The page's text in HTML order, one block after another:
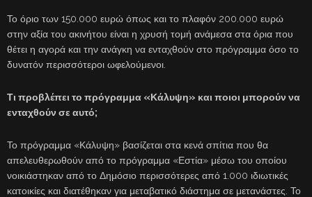
Το όριο των 150.000 ευρώ όπως και το πλαφόν 200.000 ευρώ
στην αξία του ακινήτου είναι η χρυσή τομή ανάμεσα στα όρια που
θέτει η αγορά και την ανάγκη να ενταχθούν στο πρόγραμμα όσο το
δυνατόν περισσότεροι ωφελούμενοι.
Τι προβλέπει το πρόγραμμα «Κάλυψη» και ποιοι μπορούν να
ενταχθούν σε αυτό;
Το πρόγραμμα «Κάλυψη» βασίζεται στα κενά σπίτια που θα
απελευθερωθούν από το πρόγραμμα «Εστία» μέσω του οποίου
νοικιάστηκαν από το Δημόσιο περισσότερες από 1.000 ιδιωτικές
κατοικίες και διατέθηκαν για μεταβατικό διάστημα σε μετανάστες. Το